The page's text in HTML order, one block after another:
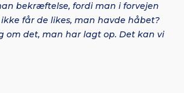
bekræftelse, fordi man i forvejen
får de likes, man havde håbet?
om det, man har lagt op. Det kan vi